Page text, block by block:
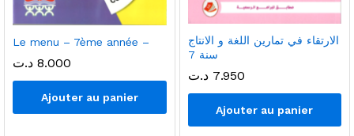
Le menu – 7ème année –
8.000 د.ت
Ajouter au panier
الارتقاء في تمارين اللغة و الانتاج
سنة 7
7.950 د.ت
Ajouter au panier